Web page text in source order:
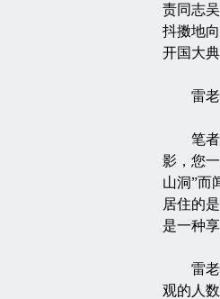
责同志
抖擞地
开国大
雷老﹕
笔者﹕
影，您
山洞”而
居住的
是一种
雷老﹕
观的人